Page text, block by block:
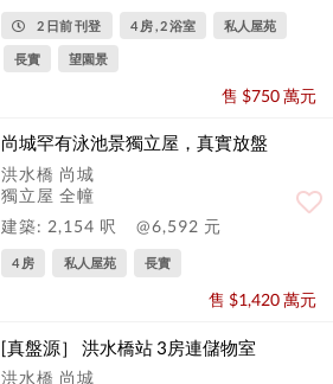
2 日前 刊登 4 房 , 2 浴室 私人屋苑
長實 望園景
售 $750 萬元
尚城罕有泳池景獨立屋，真實放盤
洪水橋 尚城
獨立屋 全幢
建築: 2,154 呎
@6,592 元
4 房 私人屋苑 長實
售 $1,420 萬元
[真盤源］ 洪水橋站 3房連儲物室
洪水橋 尚城